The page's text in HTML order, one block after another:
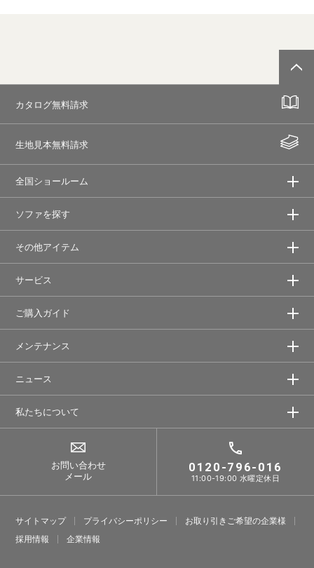
カタログ無料請求
生地見本無料請求
全国ショールーム
ソファを探す
その他アイテム
サービス
ご購入ガイド
メンテナンス
ニュース
私たちについて
お問い合わせ
メール
0120-796-016
11:00-19:00 水曜定休日
サイトマップ プライバシーポリシー
お取り引きご希望の企業様
採⽤情報
企業情報